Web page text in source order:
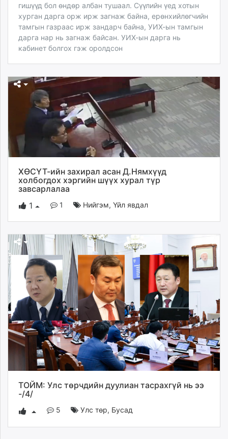
гишүүд бол өндөр албан тушаал. Сүүлийн үед хотын
хурган дарга орж ирж загнаж байна, ерөнхийлөгчийн
тамгын газраас ирж зандарч байна, УИХ-ын тамгын
дарга нар нь загнаж байсан. УИХ-ын дарга нь
кабинет болгох гэж оролдсон
ХӨСҮТ-ийн захирал асан Д.Нямхүүд
холбогдох хэргийн шүүх хурал түр
завсарлалаа
1
1 Нийгэм,Үйл явдал
ТОЙМ: Улс төрчдийн дуулиан тасрахгүй нь ээ
-/4/
5 Улс төр, Бусад